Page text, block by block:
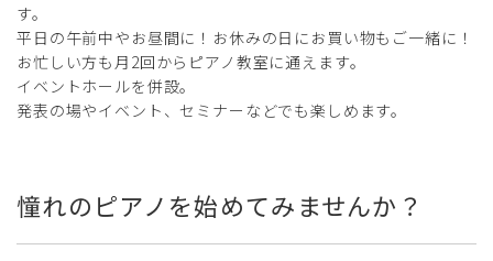
す。
平日の午前中やお昼間に！お休みの日にお買い物もご一緒に！
お忙しい方も月2回からピアノ教室に通えます。
イベントホールを併設。
発表の場やイベント、セミナーなどでも楽しめます。
憧れのピアノを始めてみませんか？